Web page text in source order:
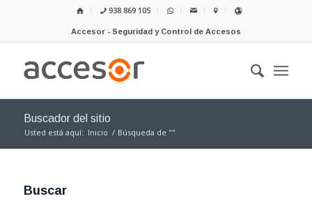
938 869 105
Accesor - Seguridad y Control de Accesos
Buscador del sitio
Usted está aquí: Inicio / Búsqueda de ""
Buscar